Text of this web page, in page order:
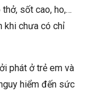
sốt cao, ho,…
khi chưa có chỉ
phát ở trẻ em và
hiểm đến sức